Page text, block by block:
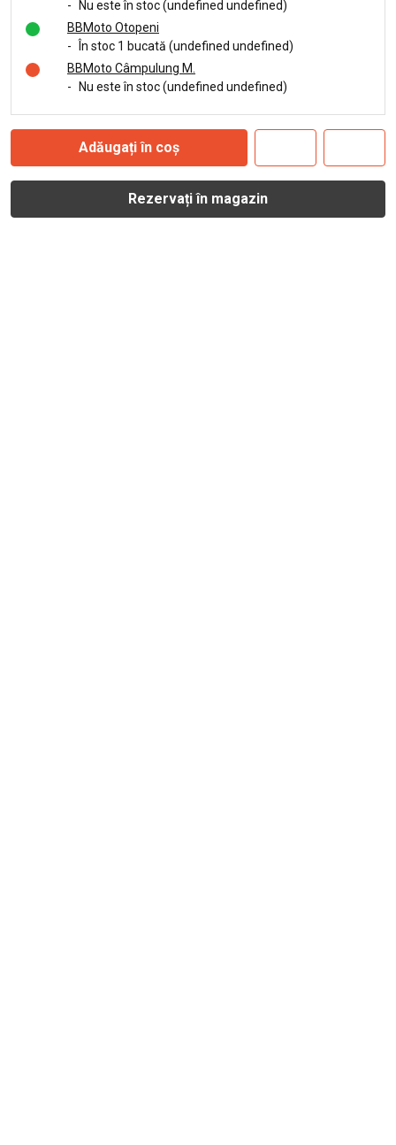
-
Nu este în stoc (undefined undefined)
BBMoto Otopeni
-
În stoc 1 bucată (undefined undefined)
BBMoto Câmpulung M.
-
Nu este în stoc (undefined undefined)
Adăugați în coș
Rezervați în magazin